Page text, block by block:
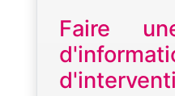
Faire